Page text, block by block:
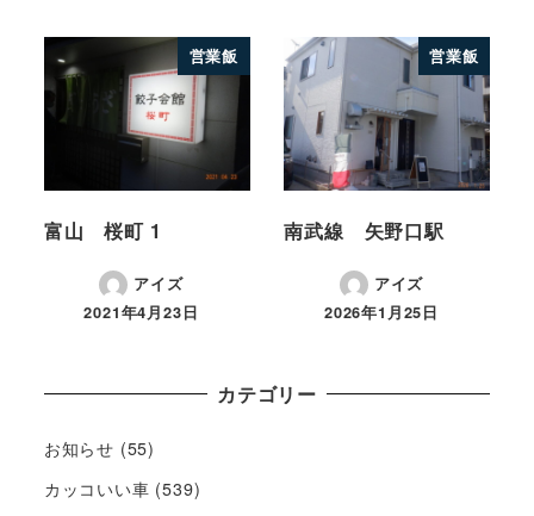
営業飯
富山 桜町 1
アイズ
2021年4月23日
営業飯
南武線 矢野口駅
アイズ
2026年1月25日
カテゴリー
お知らせ (55)
カッコいい車 (539)